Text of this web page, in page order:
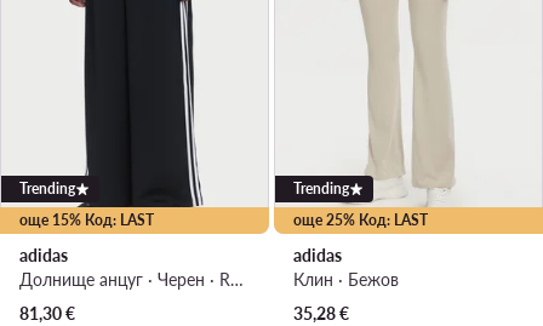
още 15% Код: LAST
Trending
adidas
Долнище анцуг · Черен · Regular Fit
81,30€
още 25% Код: LAST
Trending
adidas
Клин · Бежов
35,28€